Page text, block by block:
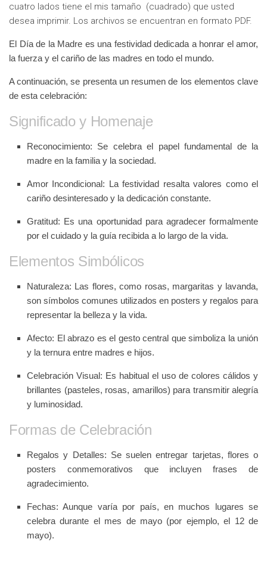
cuatro lados tiene el mis tamaño (cuadrado) que usted
desea imprimir. Los archivos se encuentran en formato PDF.
El Día de la Madre es una festividad dedicada a honrar el amor,
la fuerza y el cariño de las madres en todo el mundo.
A continuación, se presenta un resumen de los elementos clave
de esta celebración:
Significado y Homenaje
Reconocimiento: Se celebra el papel fundamental de la
madre en la familia y la sociedad.
Amor Incondicional: La festividad resalta valores como el
cariño desinteresado y la dedicación constante.
Gratitud: Es una oportunidad para agradecer formalmente
por el cuidado y la guía recibida a lo largo de la vida.
Elementos Simbólicos
Naturaleza: Las flores, como rosas, margaritas y lavanda,
son símbolos comunes utilizados en posters y regalos para
representar la belleza y la vida.
Afecto: El abrazo es el gesto central que simboliza la unión
y la ternura entre madres e hijos.
Celebración Visual: Es habitual el uso de colores cálidos y
brillantes (pasteles, rosas, amarillos) para transmitir alegría
y luminosidad.
Formas de Celebración
Regalos y Detalles: Se suelen entregar tarjetas, flores o
posters conmemorativos que incluyen frases de
agradecimiento.
Fechas: Aunque varía por país, en muchos lugares se
celebra durante el mes de mayo (por ejemplo, el 12 de
mayo).